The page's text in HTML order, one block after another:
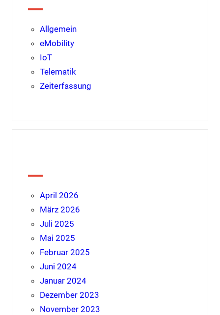
Allgemein
eMobility
IoT
Telematik
Zeiterfassung
April 2026
März 2026
Juli 2025
Mai 2025
Februar 2025
Juni 2024
Januar 2024
Dezember 2023
November 2023